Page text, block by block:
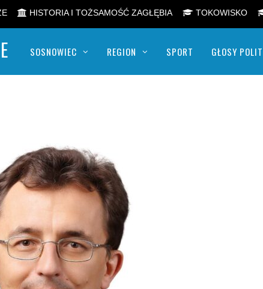
HISTORIA I TOŻSAMOŚĆ ZAGŁĘBIA TOKOWISKO
SOSNOWIEC REGION SPORT GŁOSY